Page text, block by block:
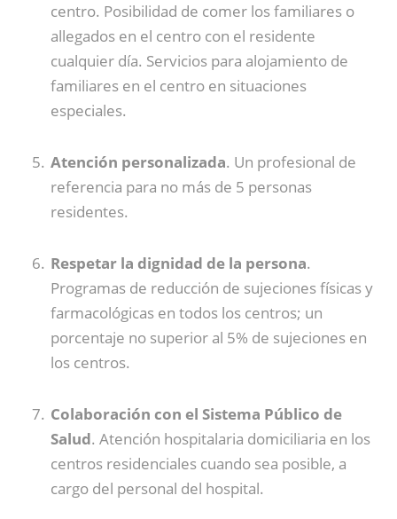
centro. Posibilidad de comer los familiares o
allegados en el centro con el residente
cualquier día. Servicios para alojamiento de
familiares en el centro en situaciones
especiales.
Atención personalizada. Un profesional de
referencia para no más de 5 personas
residentes.
Respetar la dignidad de la persona.
Programas de reducción de sujeciones físicas y
farmacológicas en todos los centros; un
porcentaje no superior al 5% de sujeciones en
los centros.
Colaboración con el Sistema Público de
Salud. Atención hospitalaria domiciliaria en los
centros residenciales cuando sea posible, a
cargo del personal del hospital.